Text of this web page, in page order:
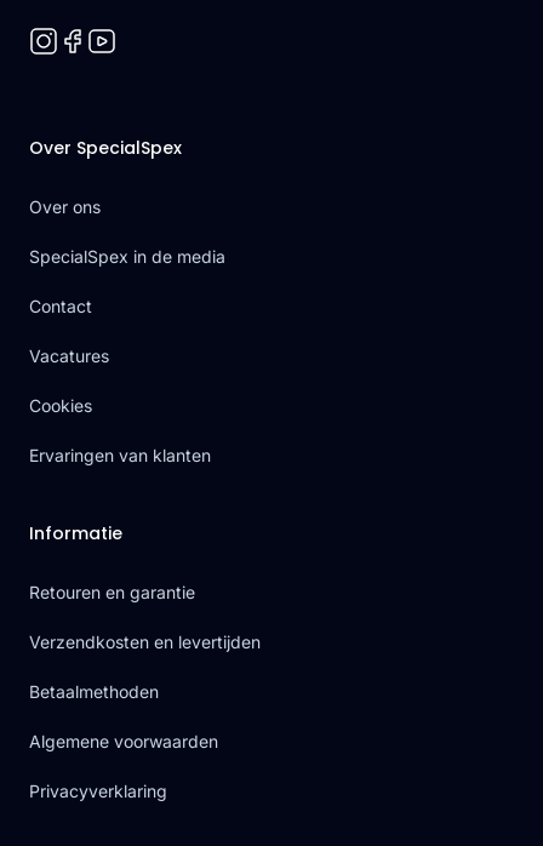
Over SpecialSpex
Over ons
SpecialSpex in de media
Contact
Vacatures
Cookies
Ervaringen van klanten
Informatie
Retouren en garantie
Verzendkosten en levertijden
Betaalmethoden
Algemene voorwaarden
Privacyverklaring